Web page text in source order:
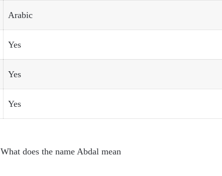
Arabic
Yes
Yes
Yes
What does the name Abdal mean